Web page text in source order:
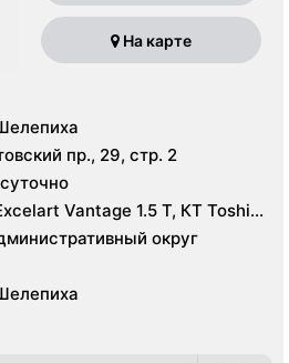
На карте
пр., 29, стр. 2
Vantage 1.5 Т, КТ Toshiba
округ